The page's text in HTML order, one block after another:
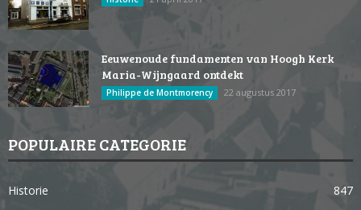
Eeuwenoude fundamenten van Hoogh Kerk
Maria-Wijngaard ontdekt
Philippe de Montmorency 22 augustus 2017
POPULAIRE CATEGORIE
Historie
847